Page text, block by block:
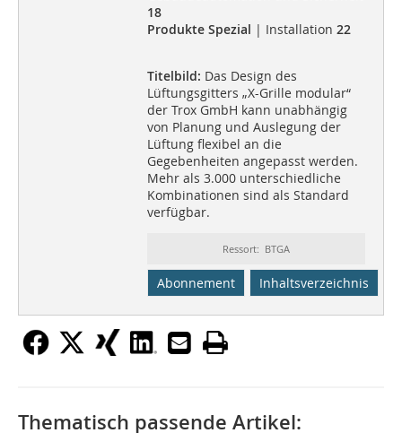
18
Produkte Spezial | Installation 22
Titelbild: Das Design des
Lüftungsgitters „X-Grille modular“
der Trox GmbH kann unabhängig
von Planung und Auslegung der
Lüftung flexibel an die
Gegebenheiten angepasst werden.
Mehr als 3.000 unterschiedliche
Kombinationen sind als Standard
verfügbar.
Ressort: BTGA
Abonnement Inhaltsverzeichnis
Thematisch passende Artikel: